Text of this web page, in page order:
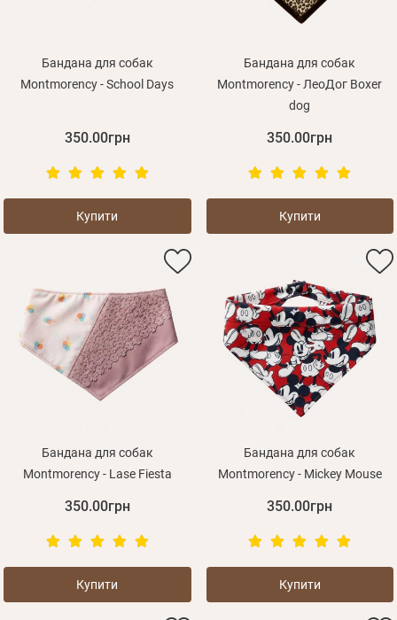
Оптовим клієнтам
Контакти
+380 (95) 095-00-05
Бандана для собак
Montmorency - School Days
350.00грн
Купити
Бандана для собак
Montmorency - ЛеоДог Boxer
dog
350.00грн
Купити
Бандана для собак
Montmorency - Lase Fiesta
350.00грн
Купити
Бандана для собак
Montmorency - Mickey Mouse
350.00грн
Купити